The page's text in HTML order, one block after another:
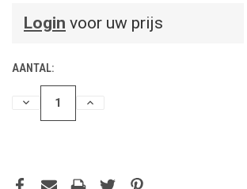
Login voor uw prijs
AANTAL:
HOEVEELHEIDHOEVEELHEID